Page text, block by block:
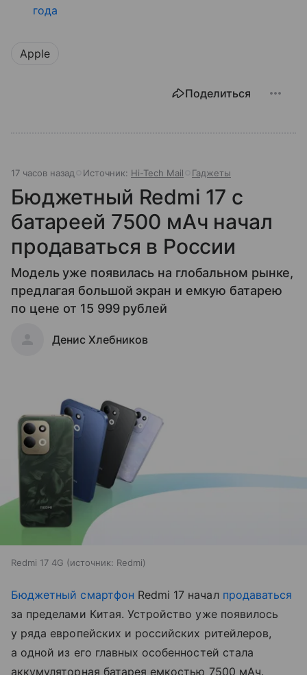
года
Apple
Поделиться
17 часов назад Источник: Hi-Tech Mail Гаджеты
Бюджетный Redmi 17 с
батареей 7500 мАч начал
продаваться в России
Модель уже появилась на глобальном рынке,
предлагая большой экран и емкую батарею
по цене от 15 999 рублей
Денис Хлебников
Redmi 17 4G источник: Redmi
Бюджетный смартфон Redmi 17 начал продаваться
за пределами Китая. Устройство уже появилось
у ряда европейских и российских ритейлеров,
а одной из его главных особенностей стала
аккумуляторная батарея емкостью 7500 мАч.